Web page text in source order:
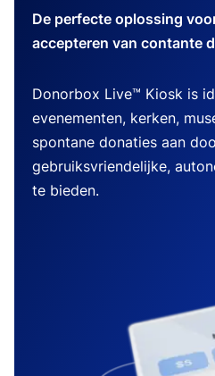
De perfecte oplossing
accepteren van contante
Donorbox Live™ Kiosk is
evenementen, kerken,
spontane donaties aan
gebruiksvriendelijke,
te bieden.